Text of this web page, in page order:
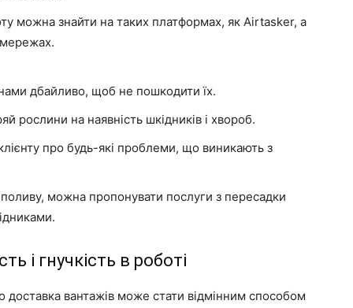
можна знайти на таких платформах, як Airtasker, а
дбайливо, щоб не пошкодити їх.
рослини на наявність шкідників і хвороб.
про будь-які проблеми, що виникають з
можна пропонувати послуги з пересадки
і гнучкість в роботі
доставка вантажів може стати відмінним способом